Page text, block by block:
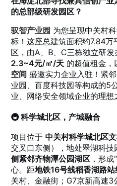
的总部级研发园区？
驭智产业园 为您呈现中关村
标！这座总建筑面积约7.84
区，由A、B、C三栋独立研
2.3~4元/㎡/天 的超值租金，
空间 盛邀实力企业入驻！紧
业园、百度科技园等构成的5
业、网络安全领域企业的理想
🚇 科学城北区，产城融合
项目位于中关村科学城北区
交叉口东侧），地处翠湖科
侧紧邻齐物潭公园湖区 ，形
心。距地铁16号线稻香湖路
关村、金融街；G7京新高速3